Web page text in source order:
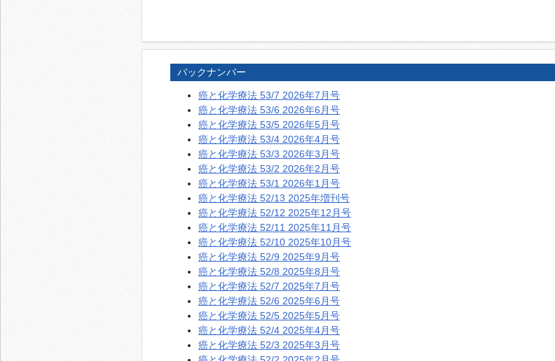
バックナンバー
癌と化学療法 53/7 2026年7月号
癌と化学療法 53/6 2026年6月号
癌と化学療法 53/5 2026年5月号
癌と化学療法 53/4 2026年4月号
癌と化学療法 53/3 2026年3月号
癌と化学療法 53/2 2026年2月号
癌と化学療法 53/1 2026年1月号
癌と化学療法 52/13 2025年増刊号
癌と化学療法 52/12 2025年12月号
癌と化学療法 52/11 2025年11月号
癌と化学療法 52/10 2025年10月号
癌と化学療法 52/9 2025年9月号
癌と化学療法 52/8 2025年8月号
癌と化学療法 52/7 2025年7月号
癌と化学療法 52/6 2025年6月号
癌と化学療法 52/5 2025年5月号
癌と化学療法 52/4 2025年4月号
癌と化学療法 52/3 2025年3月号